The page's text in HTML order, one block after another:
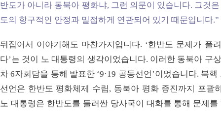
반도가 아니라 동북아 평화냐, 그런 의문이 있습니다. 그것
도의 항구적인 안정과 밀접하게 연관되어 있기 때문입니다.”
뒤집어서 이야기해도 마찬가지입니다. ‘한반도 문제가 풀
다’는 것이 노 대통령의 생각이었습니다. 이러한 동북아 구
차 6자회담을 통해 발표한 ‘9·19 공동선언’이었습니다. 북
선언은 한반도 평화체제 수립, 동북아 평화 증진까지 포괄
노 대통령은 한반도를 둘러싼 당사국이 대화를 통해 문제